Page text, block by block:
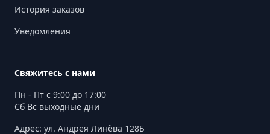
История заказов
Уведомления
Свяжитесь с нами
Пн - Пт с 9:00 до 17:00
Сб Вс выходные дни
Адрес: ул. Андрея Линёва 128Б